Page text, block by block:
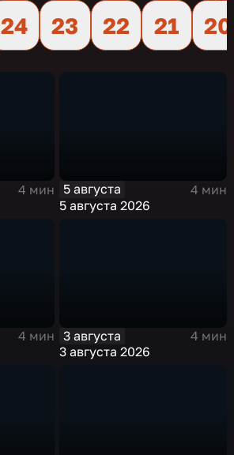
24 23 22 21
20
4 мин
5 августа
4 мин
5 августа 2026
4 мин
3 августа
4 мин
3 августа 2026